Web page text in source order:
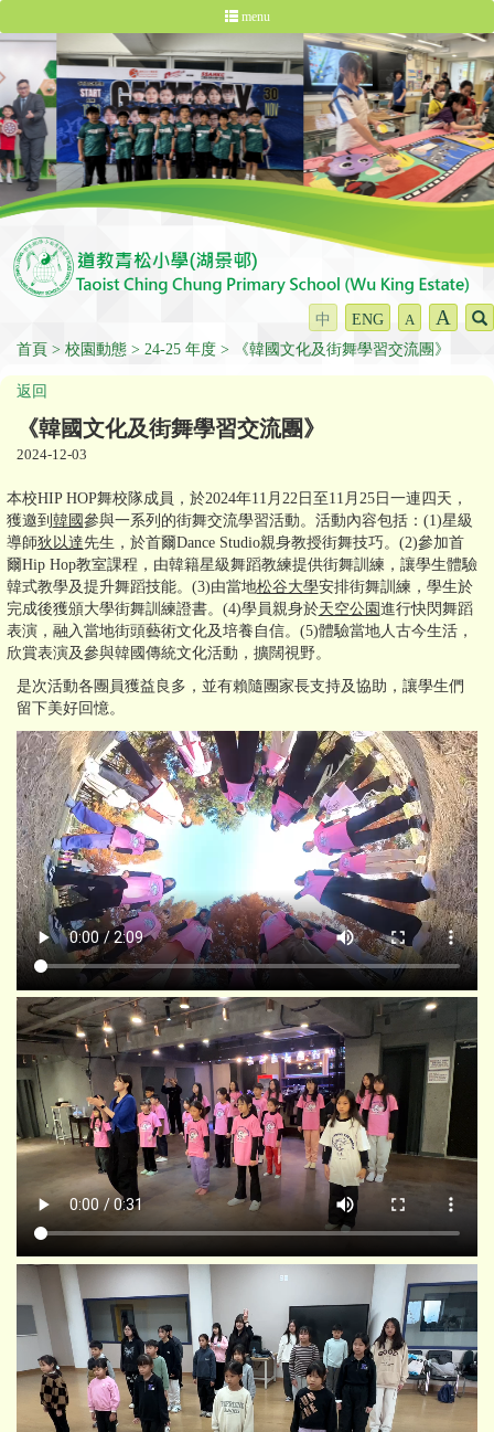
menu
中 ENG A A
首頁 校園動態 24-25 年度 《韓國文化及街舞學習交流團》
返回
《韓國文化及街舞學習交流團》
2024-12-03
本校HIP HOP舞校隊成員，於2024年11月22日至11月25日一連四天，
獲邀到 韓國參與一系列的街舞交流學習活動。活動內容包括：(1)星級
導師狄以達先生，於首爾Dance Studio親身教授街舞技巧。(2)參加首
爾Hip Hop教室課程，由韓籍星級舞蹈教練提供街舞訓練，讓學生體驗
韓式教學及提升舞蹈技能。(3)由當地松谷大學安排街舞訓練，學生於
完成後獲頒大學街舞訓練證書。(4)學員親身於天空公園進行快閃舞蹈
表演，融入當地街頭藝術文化及培養自信。(5)體驗當地人古今生活，
欣賞表演及參與韓國傳統文化活動，擴闊視野。
是次活動各團員獲益良多，並有賴隨團家長支持及協助，讓學生們
留下美好回憶。